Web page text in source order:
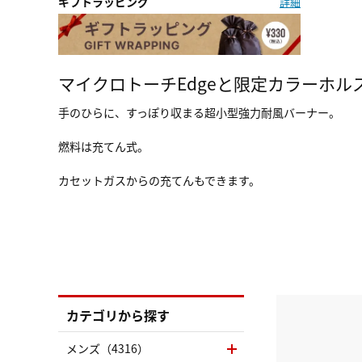
マイクロトーチEdgeと限定カラーホル
手のひらに、すっぽり収まる超小型強力耐風バーナー。
燃料は充てん式。
カセットガスからの充てんもできます。
カテゴリから探す
メンズ（4316）